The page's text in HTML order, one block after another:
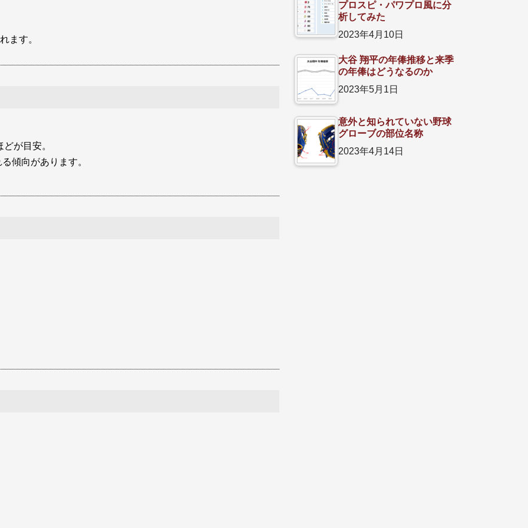
ます。
が目安。
傾向があります。
プロスピ・パワプロ風に分
析してみた
2023年4月10日
大谷 翔平の年俸推移と来季
の年俸はどうなるのか
2023年5月1日
意外と知られていない野球
グローブの部位名称
2023年4月14日